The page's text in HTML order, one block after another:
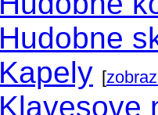
Hudobne
Kapely [
Klavesove